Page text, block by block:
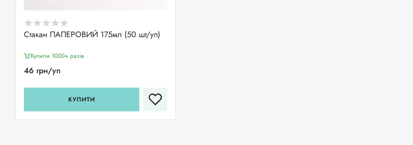
Стакан ПАПЕРОВИЙ 175мл (50 шт/уп)
Купили 1000+ разiв
46 грн/уп
КУПИТИ